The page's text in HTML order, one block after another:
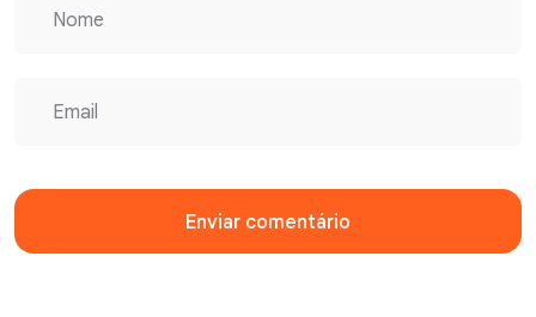
Enviar comentário